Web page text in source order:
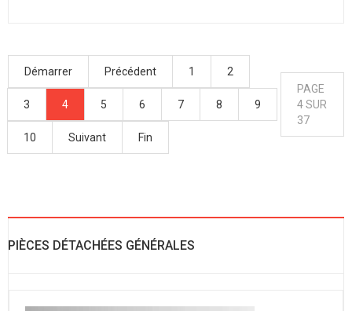
Démarrer Précédent 1 2
3 4 5 6 7 8 9
10 Suivant Fin
PAGE
4 SUR
37
PIÈCES DÉTACHÉES GÉNÉRALES